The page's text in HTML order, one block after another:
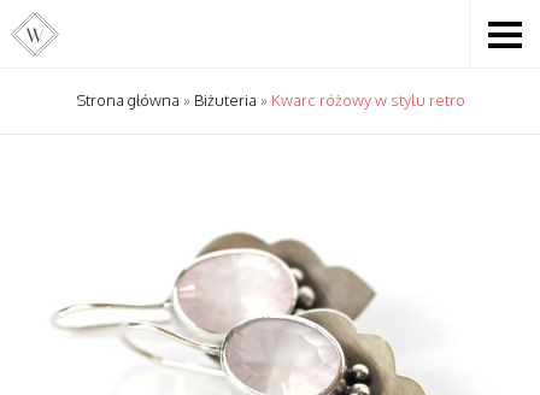
Strona główna » Biżuteria » Kwarc różowy w stylu retro